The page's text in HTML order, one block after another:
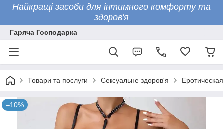
Найкращі засоби для інтимного комфорту та
здоров'я
Гаряча Господарка
Товари та послуги Сексуальне здоров'я
–10%